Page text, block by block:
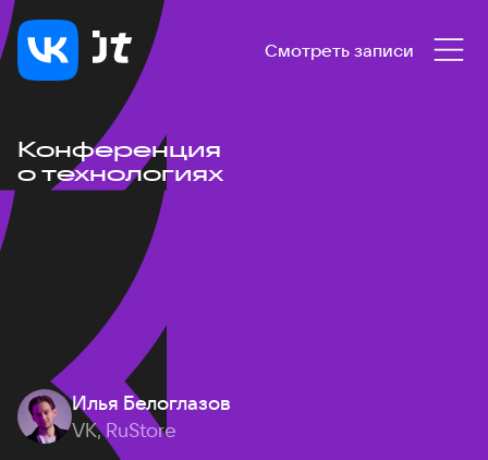
Смотреть записи
Конференция
о технологиях
Илья Белоглазов
VK, RuStore